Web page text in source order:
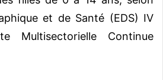
et de Santé (EDS) IV
Multisectorielle Continue